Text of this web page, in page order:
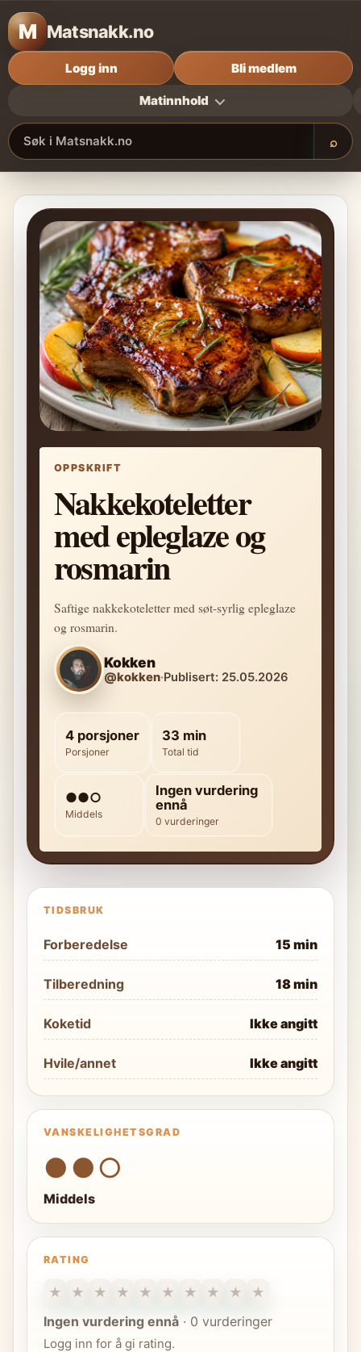
M Matsnakk.no
Matinnhold
Søk i Matsnakk.no ⌕
Logg inn Bli medlem
OPPSKRIFT
Nakkekoteletter
med epleglaze og
rosmarin
Saftige nakkekoteletter med søt-syrlig epleglaze
og rosmarin.
Kokken
@kokken·Publisert: 25.05.2026
4 porsjoner
Porsjoner
33 min
Total tid
●●○
Middels
Ingen vurdering
ennå
0 vurderinger
TIDSBRUK
Forberedelse 15 min
Tilberedning 18 min
Koketid Ikke angitt
Hvile/annet Ikke angitt
VANSKELIGHETSGRAD
●●○
Middels
RATING
★ ★ ★ ★ ★ ★ ★ ★ ★
★
Ingen vurdering ennå · 0 vurderinger
Logg inn for å gi rating.